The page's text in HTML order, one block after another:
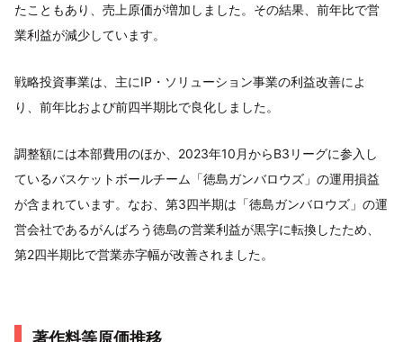
たこともあり、売上原価が増加しました。その結果、前年比で営
業利益が減少しています。
戦略投資事業は、主にIP・ソリューション事業の利益改善によ
り、前年比および前四半期比で良化しました。
調整額には本部費用のほか、2023年10月からB3リーグに参入し
ているバスケットボールチーム「徳島ガンバロウズ」の運用損益
が含まれています。なお、第3四半期は「徳島ガンバロウズ」の運
営会社であるがんばろう徳島の営業利益が黒字に転換したため、
第2四半期比で営業赤字幅が改善されました。
著作料等原価推移